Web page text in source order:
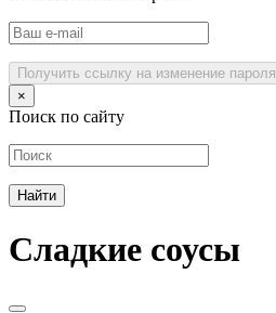
Получить ссылку на изменение пароля
×
Поиск по сайту
Сладкие соусы